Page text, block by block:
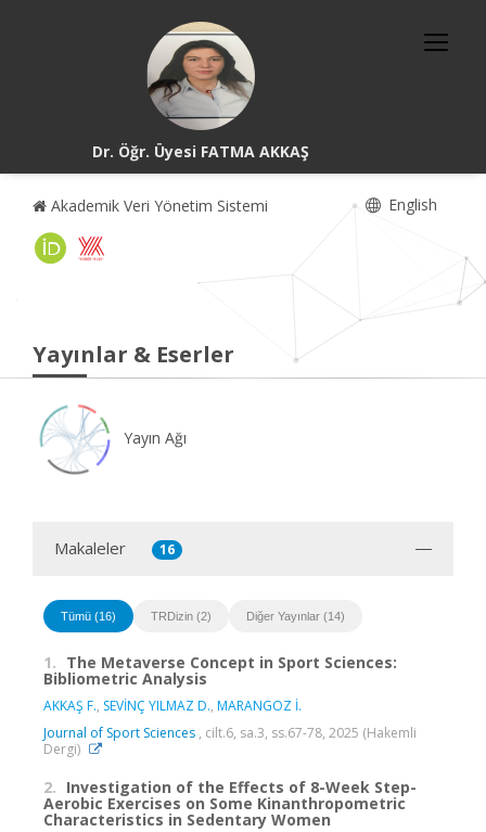
Dr. Öğr. Üyesi FATMA AKKAŞ
Akademik Veri Yönetim Sistemi English
Yayınlar & Eserler
Yayın Ağı
Makaleler 16
Tümü (16) TRDizin (2) Diğer Yayınlar (14)
1. The Metaverse Concept in Sport Sciences:
Bibliometric Analysis
AKKAŞ F., SEVİNÇ YILMAZ D., MARANGOZ İ.
Journal of Sport Sciences , cilt.6, sa.3, ss.67-78, 2025 (Hakemli
Dergi)
2. Investigation of the Effects of 8-Week Step-
Aerobic Exercises on Some Kinanthropometric
Characteristics in Sedentary Women